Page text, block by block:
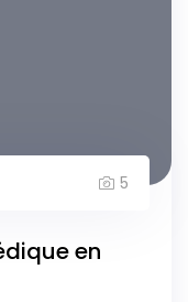
5
en